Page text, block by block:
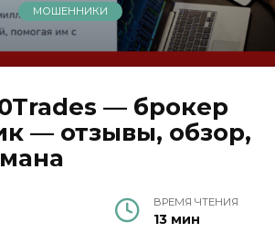
МОШЕННИКИ
— брокер
— отзывы, обзор,
ВРЕМЯ ЧТЕНИЯ
13 мин